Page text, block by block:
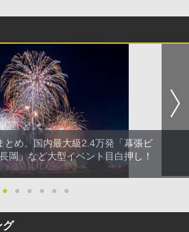
とめ。国内最大級2.4万発「幕張ビ
岡」など大型イベント目白押し！
● ● ● ● ● ●
グ